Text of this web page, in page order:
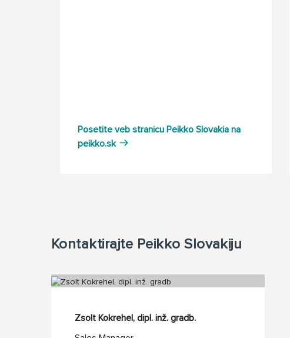
Posetite veb stranicu Peikko Slovakia na
peikko.sk
Kontaktirajte Peikko Slovakiju
Zsolt Kokrehel, dipl. inž. gradb.